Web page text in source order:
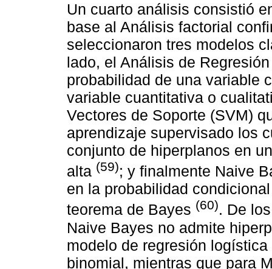
Un cuarto análisis consistió
base al Análisis factorial
seleccionaron tres modelos
lado, el Análisis de
probabilidad de una variable
variable cuantitativa o
Vectores de Soporte (SVM)
aprendizaje supervisado los
conjunto de hiperplanos en
alta (59); y finalmente Naive
en la probabilidad
teorema de Bayes (60). De
Naive Bayes no admite
modelo de regresión
binomial, mientras que para